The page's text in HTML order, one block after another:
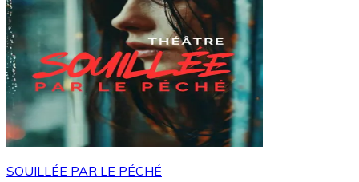
SOUILLÉE PAR LE PÉCHÉ